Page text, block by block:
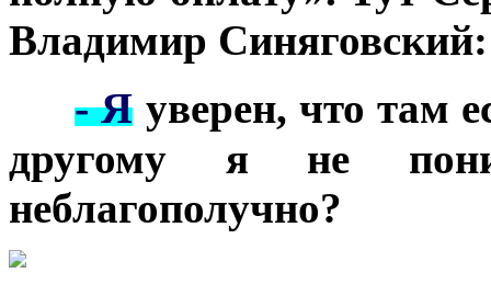
Владимир Синяговский:
- Я уверен, что там
другому я не
неблагополучно?